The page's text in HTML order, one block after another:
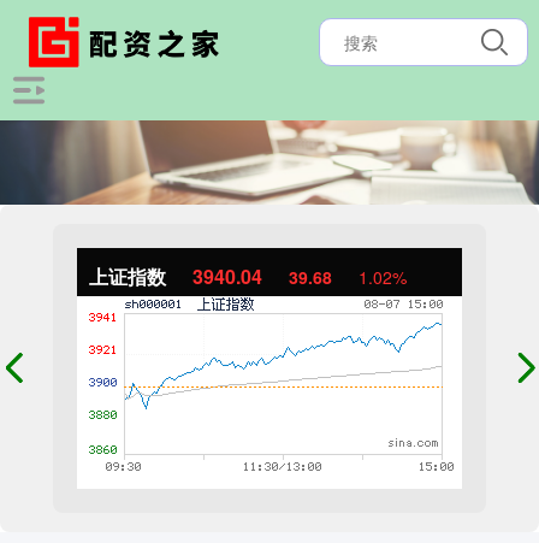
上证指数 3940.04 39.68 1.02%